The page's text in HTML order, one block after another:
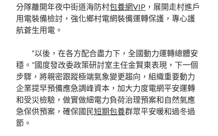
分隊離開年夜中街道海防村包養網VIP ，展開走村進戶
用電裝備檢討，強化鄉村電網裝備運轉保護，專心護
航蒼生用電。
“以後，在各方配合盡力下，全國動力運轉總體安
穩。”國度發改委政策研討室主任金賢東表現，下一個
步驟，將親密跟蹤極端氣象變更趨向，組織重要動力
企業提早預備應急調峰資本，加大力度電網平安運轉
和受災檢驗，做實做細電力負荷治理預案和自然氣應
急保供預案，確保國民短期包養群眾平安暖和過冬過
節。